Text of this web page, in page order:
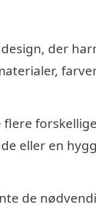
der
forskellige
eller en
de